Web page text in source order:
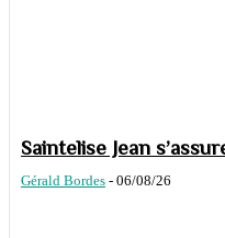
Saintelise Jean
Gérald Bordes - 06/08/26